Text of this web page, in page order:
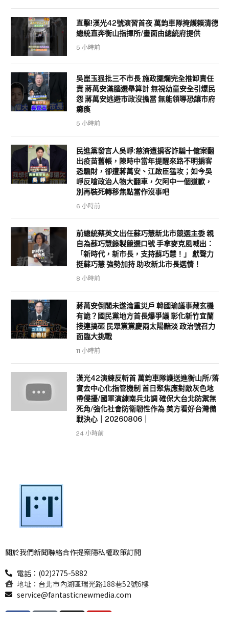
直擊!漢光42號演習首夜 萬鈞車隊掩護賴清德
總統直奔衡山指揮所/畫面由總統府提供
5 小時前
吳崑玉狠批三不市長 施政擺爛完全推卸責任
責 蔣萬安滿腦選舉算計 無視幼童安全引爆民
怨 蔣萬安逃避市政沒擔當 無能領導恐讓市府
癱瘓
5 小時前
民進黨發言人吳崢:慈濟遭掮客詐騙十億案翻
出疫苗舊帳，陳時中當年提醒來路不明掮客
恐騙財，卻遭蔣萬安、江啟臣猛攻；如今吳
崢反嗆政治人物大翻車，欠阿中一個道歉，
別再裝死轉移焦點當作沒事吧
6 小時前
前總統蔡英文出任蘇巧慧新北市競選主委 親
自為蘇巧慧錄製競選口號 手拿麥克風喊出：
「新時代，新市長，支持蘇巧慧！」 獻聲力
挺蘇巧慧 強勢加持 助攻新北市長選情！
8 小時前
蔣萬安倒閣未遂淪重災戶 韓國瑜議事藏玄機
有詭？國民黨地方首長爆爭議 彰化新竹宜蘭
接連搞砸 民眾黨黨慶兩太陽黯淡 政治號召力
面臨大挑戰
11 小時前
漢光42演練反斬首 萬鈞車隊護送進衡山所/落
實去中心化指管機制 首日聚焦應對敵灰色地
帶侵擾/國軍演練南兵北調 確保大台北防禦無
死角/強化社會防衛韌性作為 美方看好台灣備
戰決心｜20260806｜
24 小時前
關於我們新聞聯絡合作提案隱私權政策訂閱
電話：(02)2775-5882
地址：台北市內湖區瑞光路188巷52號6樓
service@fantasticnewmedia.com